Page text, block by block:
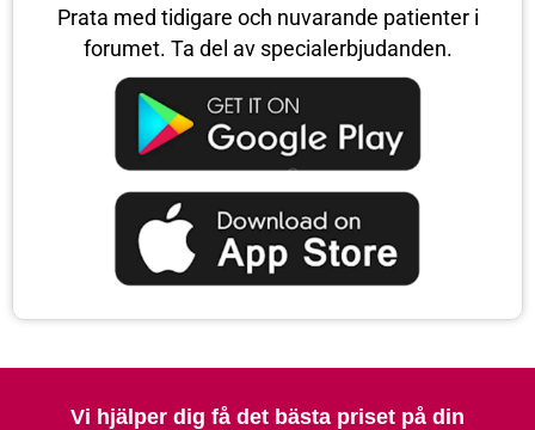
Prata med tidigare och nuvarande patienter i
forumet. Ta del av specialerbjudanden.
Vi hjälper dig få det bästa priset på din